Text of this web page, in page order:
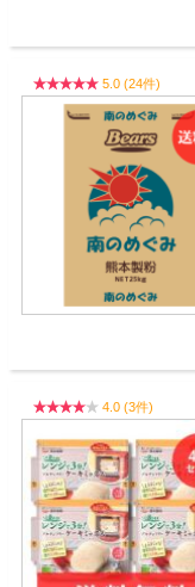
5.0 (24件)
4.0 (3件)